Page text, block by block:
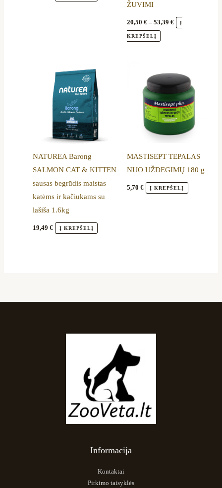
ŽUVIMI
20,50 € – 53,39 € Į
KREPŠELĮ
page
NATUREA Barong
SALMON CAT & KITTEN
sausas begrūdis maistas
katėms ir kačiukams su
lašiša 1.6kg
19,49€ Į KREPŠELĮ
MASTISEPT TEPALAS
NUO UŽDEGIMŲ 180 g
5,70 € Į KREPŠELĮ
Informacija
Kontaktai
Pirkimo taisyklės